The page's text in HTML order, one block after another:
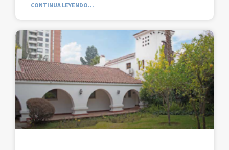
CONTINUA LEYENDO...